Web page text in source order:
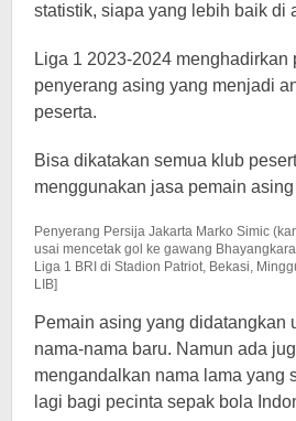
statistik, siapa yang lebih baik di
Liga 1 2023-2024 menghadirkan
penyerang asing yang menjadi
peserta.
Bisa dikatakan semua klub
menggunakan jasa pemain
Penyerang Persija Jakarta Marko Simic
usai mencetak gol ke gawang
Liga 1 BRI di Stadion Patriot, Bekasi,
LIB]
Pemain asing yang didatangkan
nama-nama baru. Namun ada
mengandalkan nama lama yang
lagi bagi pecinta sepak bola